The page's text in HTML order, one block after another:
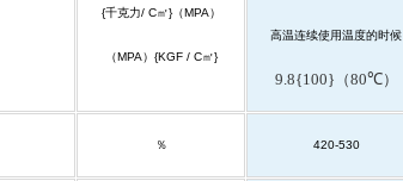
{千克力/ C㎡}（MPA）
（MPA） {KGF / C㎡}
高温连续使用温度的时候
9.8{100} （80℃）
％ 420-530